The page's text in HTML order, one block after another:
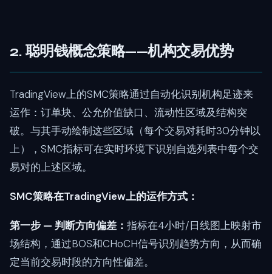
2. 聪明钱概念策略——机构交易优势
TradingView上的SMC策略通过自动化识别机构足迹来
运作：订单块、公允价值缺口、流动性区域及结构突
破。与其手动绘制这些区域（每个交易对耗时30分钟以
上），SMC指标可在实时环境下识别自选列表中每个交
易对的上述区域。
SMC策略在TradingView上的运作方式：
第一步 — 判断方向偏差： 指标在4小时/日线图上映射市
场结构，通过BOS和CHoCH信号识别趋势方向，从而确
定当前交易时段的方向性偏差。